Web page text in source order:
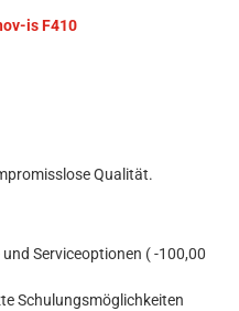
Qualität.
Serviceoptionen ( -100,00
Schulungsmöglichkeiten